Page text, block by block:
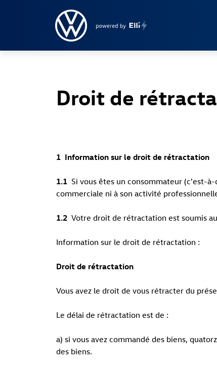
Droit de
1 Information sur le droit de rétractation
1.1Si vous êtes un consommateur (c'est-à-
commerciale ni à son activité
1.2Votre droit de rétractation est soumis
Information sur le droit de rétractation :
Droit de rétractation
Vous avez le droit de vous rétracter du
Le délai de rétractation est de :
a) si vous avez commandé des biens,
des biens.